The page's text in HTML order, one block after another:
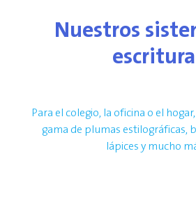
Nuestros
escritura
Para el colegio, la oficina o el
gama de plumas estilográficas,
lápices y mucho